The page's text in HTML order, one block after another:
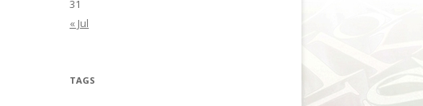
« Jul
31
TAGS